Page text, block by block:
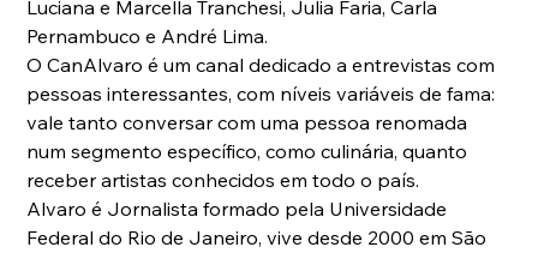
Luciana e Marcella Tranchesi, Julia Faria, Carla
Pernambuco e André Lima.
O CanAlvaro é um canal dedicado a entrevistas com
pessoas interessantes, com níveis variáveis de fama:
vale tanto conversar com uma pessoa renomada
num segmento específico, como culinária, quanto
receber artistas conhecidos em todo o país.
Alvaro é Jornalista formado pela Universidade
Federal do Rio de Janeiro, vive desde 2000 em São